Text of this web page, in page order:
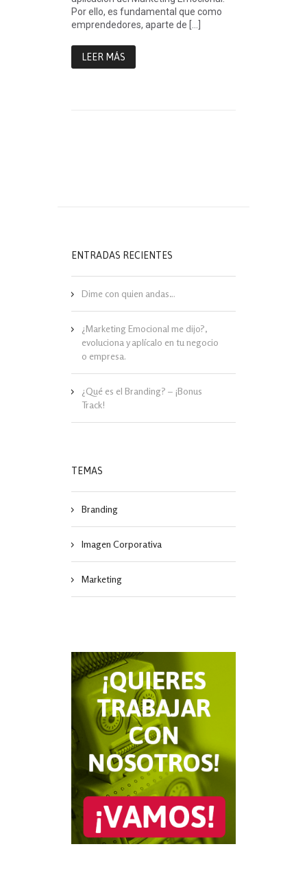
Por ello, es fundamental que como
emprendedores, aparte de […]
LEER MÁS
ENTRADAS RECIENTES
Dime con quien andas…
¿Marketing Emocional me dijo?,
evoluciona y aplícalo en tu negocio
o empresa.
¿Qué es el Branding? – ¡Bonus
Track!
TEMAS
Branding
Imagen Corporativa
Marketing